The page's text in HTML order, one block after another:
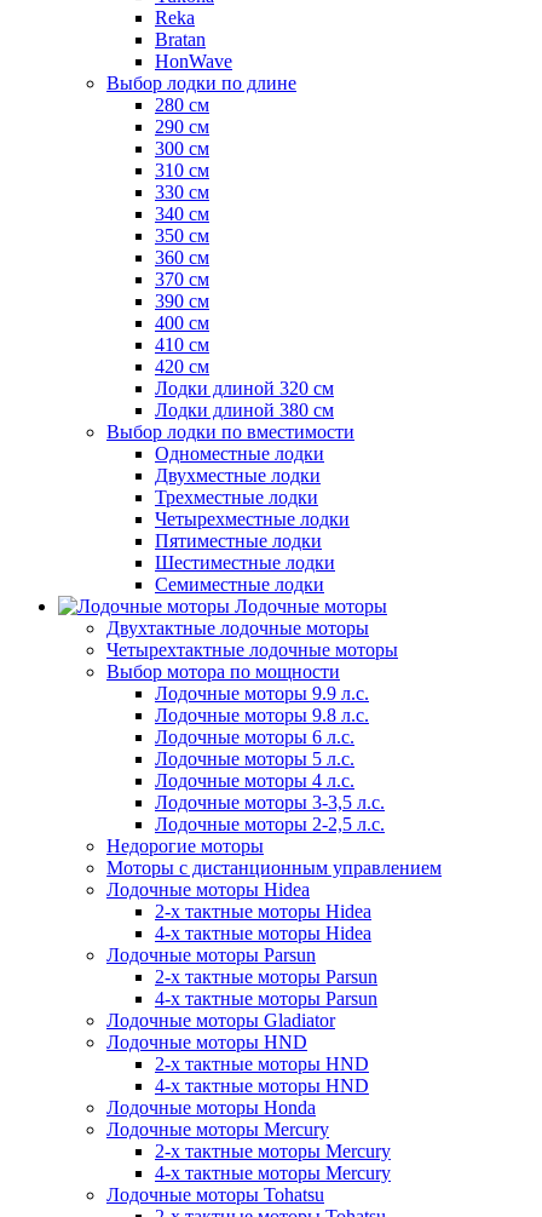
Reka
Bratan
HonWave
Выбор лодки по длине
280 см
290 см
300 см
310 см
330 см
340 см
350 см
360 см
370 см
390 см
400 см
410 см
420 см
Лодки длиной 320 см
Лодки длиной 380 см
Выбор лодки по вместимости
Одноместные лодки
Двухместные лодки
Трехместные лодки
Четырехместные лодки
Пятиместные лодки
Шестиместные лодки
Семиместные лодки
Лодочные моторы
Двухтактные лодочные моторы
Четырехтактные лодочные моторы
Выбор мотора по мощности
Лодочные моторы 9.9 л.с.
Лодочные моторы 9.8 л.с.
Лодочные моторы 6 л.с.
Лодочные моторы 5 л.с.
Лодочные моторы 4 л.с.
Лодочные моторы 3-3,5 л.с.
Лодочные моторы 2-2,5 л.с.
Недорогие моторы
Моторы с дистанционным управлением
Лодочные моторы Hidea
2-х тактные моторы Hidea
4-х тактные моторы Hidea
Лодочные моторы Parsun
2-х тактные моторы Parsun
4-х тактные моторы Parsun
Лодочные моторы Gladiator
Лодочные моторы HND
2-х тактные моторы HND
4-х тактные моторы HND
Лодочные моторы Honda
Лодочные моторы Mercury
2-х тактные моторы Mercury
4-х тактные моторы Mercury
Лодочные моторы Tohatsu